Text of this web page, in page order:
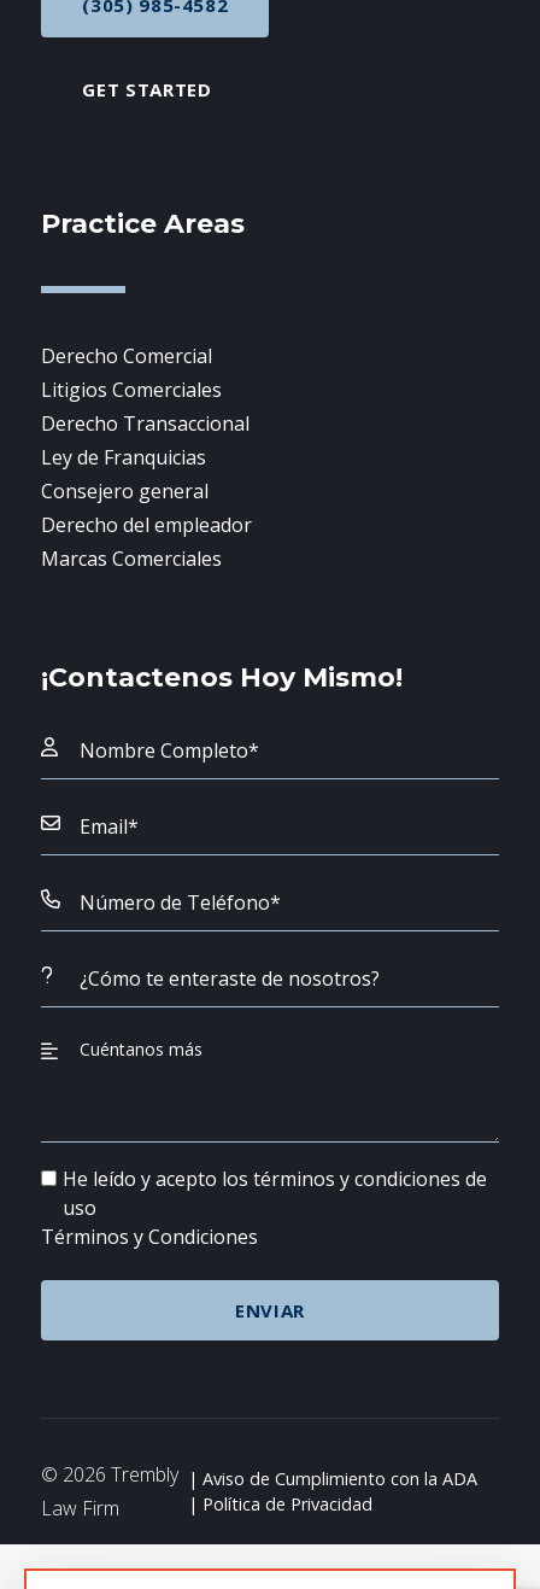
CALL NOW AT
(305) 985-4582
GET STARTED
Practice Areas
Derecho Comercial
Litigios Comerciales
Derecho Transaccional
Ley de Franquicias
Consejero general
Derecho del empleador
Marcas Comerciales
¡Contactenos Hoy Mismo!
He leído y acepto los términos y condiciones de
uso
Términos y Condiciones
© 2026 Trembly
Law Firm
Aviso de Cumplimiento con la ADA
Política de Privacidad